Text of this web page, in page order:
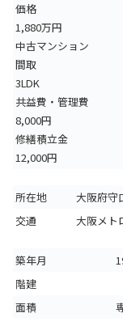
価格
1,880万円
中古マンション
間取
3LDK
共益費・管理費
8,000円
修繕積立金
12,000円
所在地
大阪府守
交通
大阪メト
築年月
階建
面積